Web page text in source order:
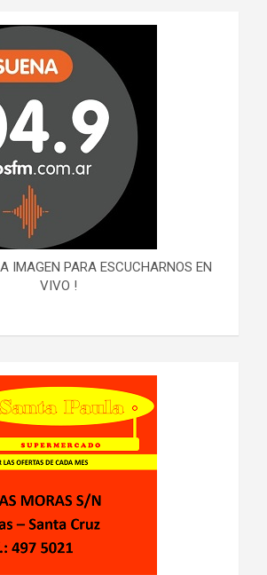
IMAGEN PARA ESCUCHARNOS EN
VIVO !